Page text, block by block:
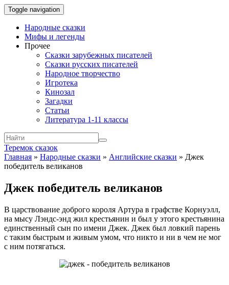
Toggle navigation
Народные сказки
Мифы и легенды
Прочее
Сказки зарубежных писателей
Сказки русских писателей
Народное творчество
Игротека
Кинозал
Загадки
Статьи
Литература 1-11 классы
Теремок сказок
Главная » Народные сказки » Английские сказки » Джек
победитель великанов
Джек победитель великанов
В царствование доброго короля Артура в графстве Корнуэлл,
на мысу Лэндс-энд жил крестьянин и был у этого крестьянина
единственный сын по имени Джек. Джек был ловкий парень
с таким быстрым и живым умом, что никто и ни в чем не мог
с ним потягаться.